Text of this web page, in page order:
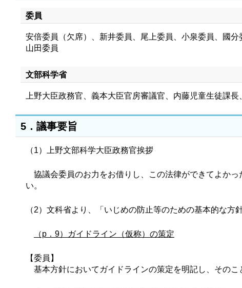
委員
安倍委員（欠席）、新井委員、尾上委員、小泉委員、國
山田委員
文部科学省
上野大臣政務官、義本大臣官房審議官、内藤児童生徒
5．議事要旨
（1）上野文部科学大臣政務官挨拶
協議会委員のお力をお借りし、この法律ができてよか
い。
（2）文科省より、「いじめの防止等のための基本的な
（p．9）ガイドライン（仮称）の策定
【委員】
基本方針においてガイドラインの策定を明記し、そのこ